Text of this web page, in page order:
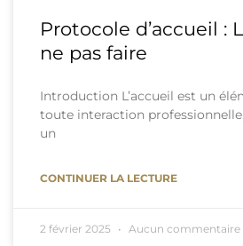
Protocole d’accueil :
ne pas faire
Introduction L’accueil est un
toute interaction
un
CONTINUER LA LECTURE
2 février 2025 Aucun commentaire